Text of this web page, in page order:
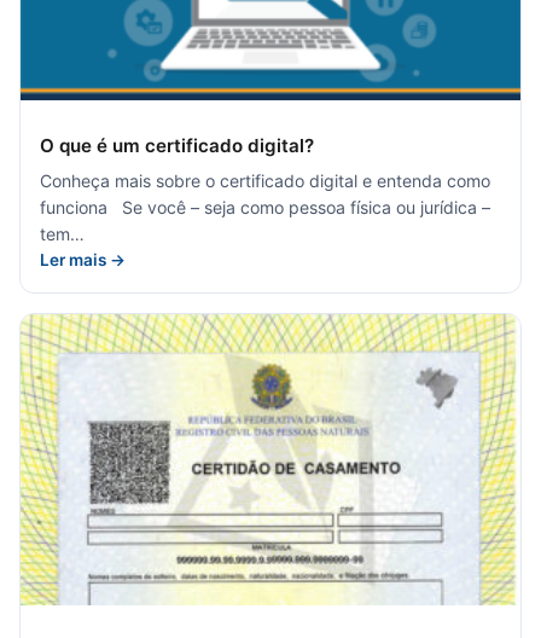
O que é um certificado digital?
Conheça mais sobre o certificado digital e entenda como
funciona Se você – seja como pessoa física ou jurídica –
tem…
Ler mais →